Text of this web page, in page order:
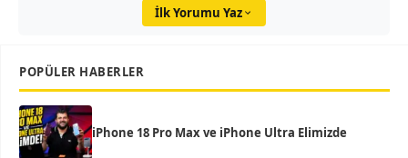
İlk Yorumu Yaz
POPÜLER HABERLER
iPhone 18 Pro Max ve iPhone Ultra Elimizde